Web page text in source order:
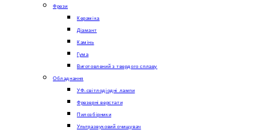
Фрези
Кераміка
Діамант
Камінь
Гума
Виготовлений з твердого сплаву
Обладнання
УФ-світлодіодні лампи
Фрезерні верстати
Пилозбірники
Ультразвуковий очищувач